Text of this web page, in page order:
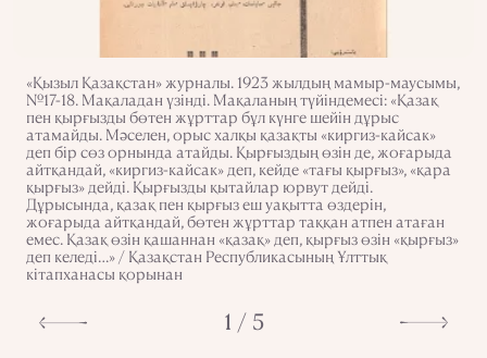
«Қызыл Қазақстан» журналы. 1923 жылдың мамыр-маусымы,
№17-18. Мақаладан үзінді. Мақаланың түйіндемесі: «Қазақ
пен қырғызды бөтен жұрттар бұл күнге шейін дұрыс
атамайды. Мәселен, орыс халқы қазақты «киргиз-кайсак»
деп бір сөз орнында атайды. Қырғыздың өзін де, жоғарыда
айтқандай, «киргиз-кайсак» деп, кейде «тағы қырғыз», «қара
қырғыз» дейді. Қырғызды қытайлар юрвут дейді.
Дұрысында, қазақ пен қырғыз еш уақытта өздерін,
жоғарыда айтқандай, бөтен жұрттар таққан атпен атаған
емес. Қазақ өзін қашаннан «қазақ» деп, қырғыз өзін «қырғыз»
деп келеді…» / Қазақстан Республикасының Ұлттық
кітапханасы қорынан
1 / 5